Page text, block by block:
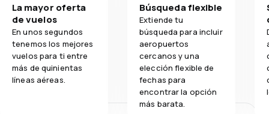
La mayor oferta
de vuelos
En unos segundos
tenemos los mejores
vuelos para ti entre
más de quinientas
líneas aéreas.
Búsqueda flexible
Extiende tu
búsqueda para incluir
aeropuertos
cercanos y una
elección flexible de
fechas para
encontrar la opción
más barata.